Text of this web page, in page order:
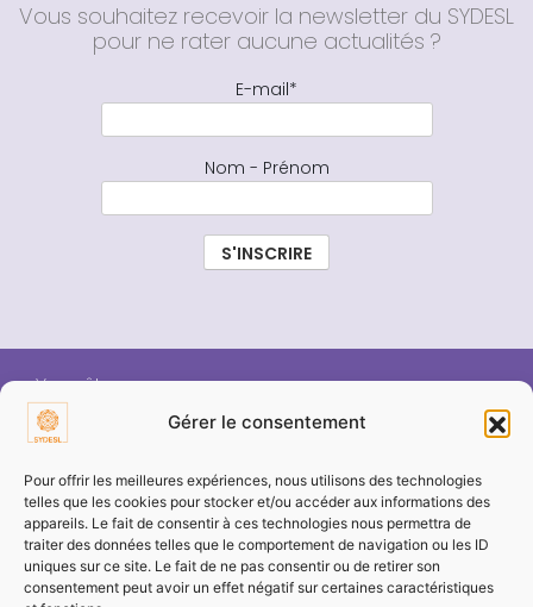
Gérer le consentement
Pour offrir les meilleures expériences, nous utilisons des technologies
telles que les cookies pour stocker et/ou accéder aux informations des
appareils. Le fait de consentir à ces technologies nous permettra de
traiter des données telles que le comportement de navigation ou les ID
uniques sur ce site. Le fait de ne pas consentir ou de retirer son
consentement peut avoir un effet négatif sur certaines caractéristiques
Vous souhaitez recevoir la newsletter du SYDESL
pour ne rater aucune actualités ?
E-mail*
Nom - Prénom
Vous êtes :
COMMUNE / COLLECTIVITÉ